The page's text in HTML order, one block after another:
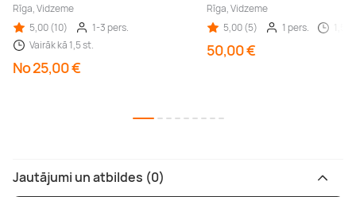
Rīga, Vidzeme
5,00 (10)
1-3 pers.
Vairāk kā 1,5 st.
No 25,00 €
Rīga, Vidzeme
5,00 (5)
1 pers. 1,5
50,00 €
Jautājumi un atbildes (0)